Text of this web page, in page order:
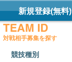
新規登録(無料)
対戦相手募集を探す
競技種別